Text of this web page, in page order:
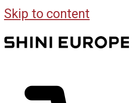
Skip to content